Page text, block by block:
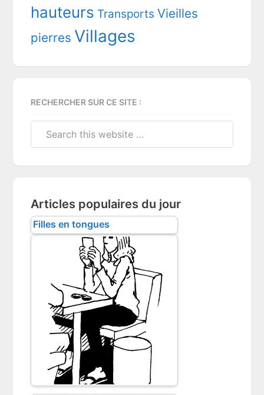
hauteurs Transports Vieilles
pierres Villages
RECHERCHER SUR CE SITE :
Articles populaires du jour
Filles en tongues